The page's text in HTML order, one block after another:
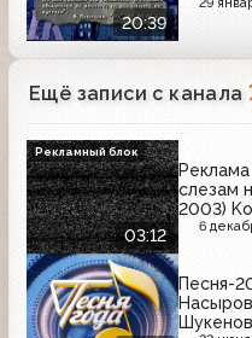
20:39
29
Ещё записи с канала
03:12
слезам
2003)
6
Рекламный блок
Песня-